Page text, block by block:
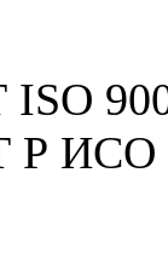
Р ИСО